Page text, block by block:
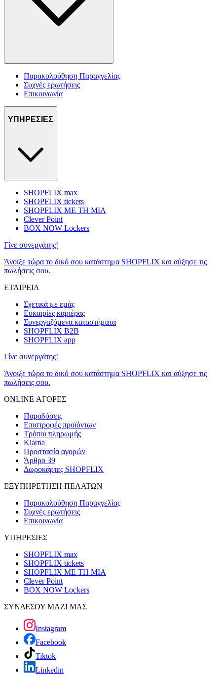
Παρακολούθηση Παραγγελίας
Συχνές ερωτήσεις
Επικοινωνία
ΥΠΗΡΕΣΙΕΣ
SHOPFLIX max
SHOPFLIX tickets
SHOPFLIX ΜΕ ΤΗ ΜΙΑ
Clever Point
BOX NOW Lockers
Γίνε συνεργάτης!
Άνοιξε τώρα το δικό σου κατάστημα SHOPFLIX και αύξησε τις
πωλήσεις σου.
ΕΤΑΙΡΕΙΑ
Σχετικά με εμάς
Ευκαιρίες καριέρας
Συνεργαζόμενα καταστήματα
SHOPFLIX B2B
SHOPFLIX app
Γίνε συνεργάτης!
Άνοιξε τώρα το δικό σου κατάστημα SHOPFLIX και αύξησε τις
πωλήσεις σου.
ONLINE ΑΓΟΡΕΣ
Παραδόσεις
Επιστροφές προϊόντων
Τρόποι πληρωμής
Klarna
Προστασία αγορών
Άρθρο 39
Δωροκάρτες SHOPFLIX
ΕΞΥΠΗΡΕΤΗΣΗ ΠΕΛΑΤΩΝ
Παρακολούθηση Παραγγελίας
Συχνές ερωτήσεις
Επικοινωνία
ΥΠΗΡΕΣΙΕΣ
SHOPFLIX max
SHOPFLIX tickets
SHOPFLIX ΜΕ ΤΗ ΜΙΑ
Clever Point
BOX NOW Lockers
ΣΥΝΔΕΣΟΥ ΜΑΖΙ ΜΑΣ
Instagram
Facebook
Tiktok
Linkedin